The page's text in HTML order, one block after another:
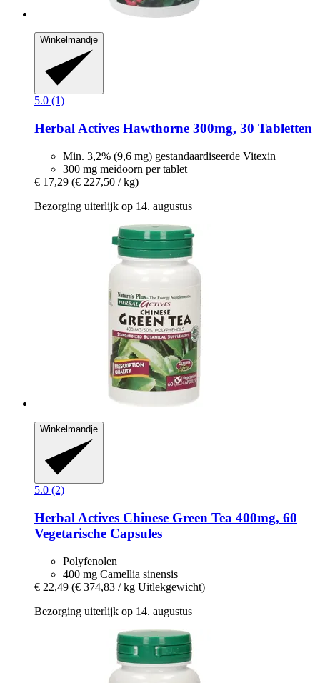
Winkelmandje
5.0 (1)
Herbal Actives Hawthorne 300mg, 30 Tabletten
Min. 3,2% (9,6 mg) gestandaardiseerde Vitexin
300 mg meidoorn per tablet
€ 17,29 (€ 227,50 / kg)
Bezorging uiterlijk op 14. augustus
Winkelmandje
5.0 (2)
Herbal Actives Chinese Green Tea 400mg, 60
Vegetarische Capsules
Polyfenolen
400 mg Camellia sinensis
€ 22,49 (€ 374,83 / kg Uitlekgewicht)
Bezorging uiterlijk op 14. augustus